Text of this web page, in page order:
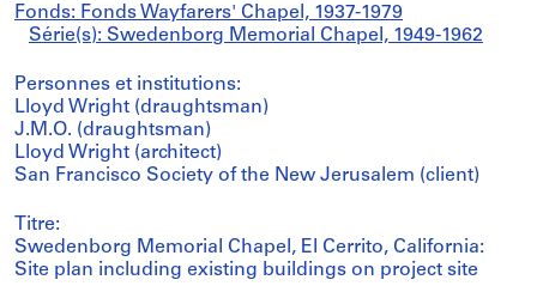
Fonds: Fonds Wayfarers' Chapel, 1937-1979
Série(s): Swedenborg Memorial Chapel, 1949-1962
Personnes et institutions:
Lloyd Wright (draughtsman)
J.M.O. (draughtsman)
Lloyd Wright (architect)
San Francisco Society of the New Jerusalem (client)
Titre:
Swedenborg Memorial Chapel, El Cerrito, California:
Site plan including existing buildings on project site